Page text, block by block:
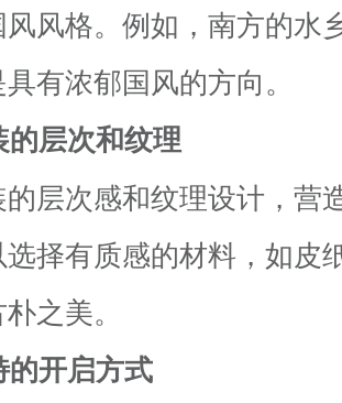
风格。例如，南方的水
有浓郁国风的方向。
的层次和纹理
层次感和纹理设计，营
择有质感的材料，如皮
之美。
的开启方式